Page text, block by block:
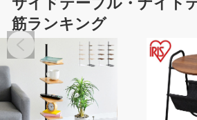
筋ランキング